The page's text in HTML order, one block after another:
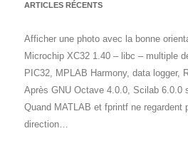
ARTICLES RÉCENTS
Afficher une photo avec la bonne
Microchip XC32 1.40 – libc – multiple
PIC32, MPLAB Harmony, data logger,
Après GNU Octave 4.0.0, Scilab 6.0.0
Quand MATLAB et fprintf ne regardent
direction…